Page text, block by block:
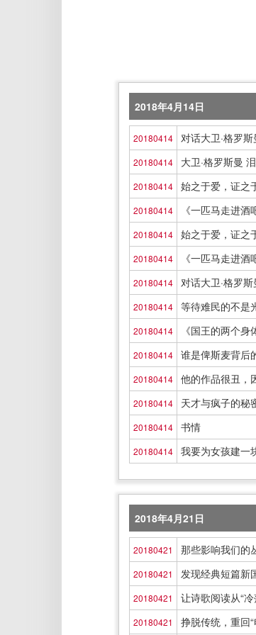
2018年4月14日
20180414 对话大卫·格罗斯
20180414 大卫·格罗斯曼
20180414 始之于爱，证
20180414 《一匹马走进酒
20180414 始之于爱，证
20180414 《一匹马走进酒
20180414 对话大卫·格罗斯
20180414 等待难民的不是
20180414 《国王的两个
20180414 谁是俾斯麦背后
20180414 他的作品很丑，
20180414 天才与疯子的秘
20180414 书情
20180414 我要为女孩建一
2018年4月21日
20180421 那些影响我们的
20180421 发现经典短篇新
20180421 让诗歌阅读从“
20180421 挣脱传统，重回